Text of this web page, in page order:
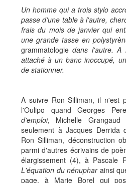
Un homme qui a trois stylo
passe d'une table à l'autre,
frais du mois de janvier qui
une grande tasse en
grammatologiedans l'autre. A
attaché à un banc inoccupé,
de stationner.
A suivre Ron Silliman, il n'est
l'Oulipo quand Georges
d'emploi, Michelle Grangaud
seulement à Jacques Derrida
Ron Silliman, déconstruction
parmi d'autres écrivains de
élargissement (4), à Pascale
L'équation du nénupharainsi
page, à Marie Borel qui